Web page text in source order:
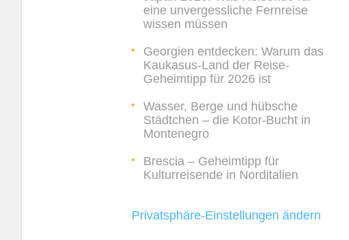
eine unvergessliche Fernreise
wissen müssen
Georgien entdecken: Warum das
Kaukasus-Land der Reise-
Geheimtipp für 2026 ist
Wasser, Berge und hübsche
Städtchen – die Kotor-Bucht in
Montenegro
Brescia – Geheimtipp für
Kulturreisende in Norditalien
Privatsphäre-Einstellungen ändern